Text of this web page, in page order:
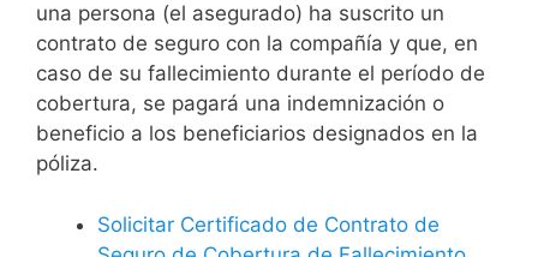
una persona (el asegurado) ha suscrito un
contrato de seguro con la compañía y que, en
caso de su fallecimiento durante el período de
cobertura, se pagará una indemnización o
beneficio a los beneficiarios designados en la
póliza.
Solicitar Certificado de Contrato de